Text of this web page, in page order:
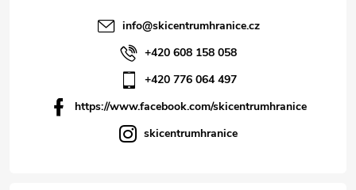
info@skicentrumhranice.cz
+420 608 158 058
+420 776 064 497
https://www.facebook.com/skicentrumhranice
skicentrumhranice